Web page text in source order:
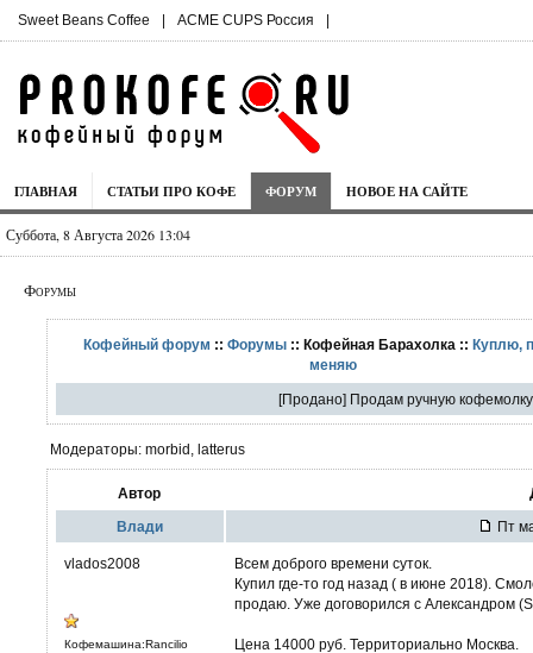
Sweet Beans Coffee | ACME CUPS Россия |
ГЛАВНАЯ СТАТЬИ ПРО КОФЕ ФОРУМ НОВОЕ НА САЙТЕ
Суббота, 8 Августа 2026 13:04
Форумы
Кофейный форум :: Форумы :: Кофейная Барахолка :: Куплю,
меняю
[Продано] Продам ручную
Модераторы: morbid, latterus
Автор
Влади Пт
vlados2008
Кофемашина:Rancilio
Всем доброго времени суток.
Купил где-то год назад ( в июне 2018).
продаю. Уже договорился с Александром
Цена 14000 руб. Территориально Москва.